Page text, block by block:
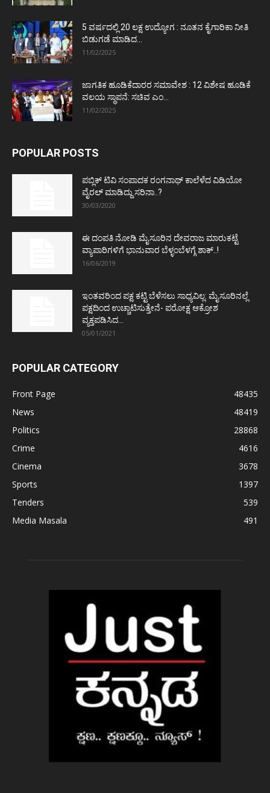
5 ವರ್ಷದಲ್ಲಿ 20 ಲಕ್ಷ ಉದ್ಯೋಗ : ನೂತನ ಕೈಗಾರಿಕಾ ನೀತಿ
ಬಿಡುಗಡೆ ಮಾಡಿದ...
11/02/2025
ಜಾಗತಿಕ ಹೂಡಿಕೆದಾರರ ಸಮಾವೇಶ : 12 ವಿಶೇಷ ಹೂಡಿಕೆ
ವಲಯ ಸ್ಥಾಪನೆ: ಸಚಿವ ಎಂ...
11/02/2025
POPULAR POSTS
ಪಬ್ಲಿಕ್ ಟಿವಿ ಸಂಪಾದಕ ರಂಗನಾಥ್ ಕಾಲೆಳೆದ ವಿಡಿಯೋ
ವೈರಲ್ ಮಾಡಿದ್ದು ಸರಿನಾ..?
30/03/2020
ಈ ದಂಪತಿ ನೋಡಿ ಮೈಸೂರಿನ ದೇವರಾಜ ಮಾರುಕಟ್ಟೆ
ವ್ಯಾಪಾರಿಗಳಿಗೆ ಭಾನುವಾರ ಬೆಳ್ಳಂಬೆಳಗ್ಗೆ ಶಾಕ್..!
16/06/2019
ಇಂತವರಿಂದ ಪಕ್ಷ ಕಟ್ಟಿ ಬೆಳೆಸಲು ಸಾಧ್ಯವಿಲ್ಲ: ಮೈಸೂರಿನಲ್ಲೆ
ಪಕ್ಷದಿಂದ ಉಚ್ಚಾಟಿಸುತ್ತೇನೆ- ಪರೋಕ್ಷ ಆಕ್ರೋಶ
ವ್ಯಕ್ತಪಡಿಸಿದ...
05/01/2021
POPULAR CATEGORY
Front Page
48435
News
48419
Politics
28868
Crime
4616
Cinema
3678
Sports
1397
Tenders
539
Media Masala
491